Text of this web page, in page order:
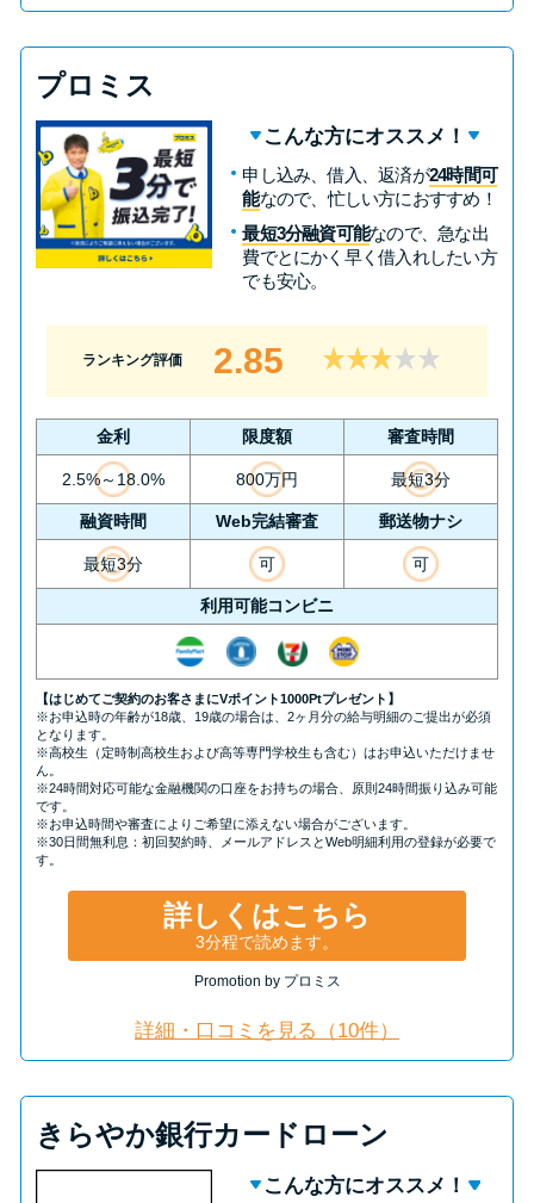
プロミス
こんな方にオススメ！
申し込み、借入、返済が24時間可
能なので、忙しい方におすすめ！
最短3分融資可能なので、急な出
費でとにかく早く借入れしたい方
でも安心。
ランキング評価 2.85
金利 限度額 審査時間
2.5%～18.0% 800万円 最短3分
融資時間 Web完結審査 郵送物ナシ
最短3分 可 可
利用可能コンビニ
【はじめてご契約のお客さまにVポイント1000Ptプレゼント】
※お申込時の年齢が18歳、19歳の場合は、2ヶ月分の給与明細のご提出が必須
となります。
※高校生（定時制高校生および高等専門学校生も含む）はお申込いただけませ
ん。
※24時間対応可能な金融機関の口座をお持ちの場合、原則24時間振り込み可能
です。
※お申込時間や審査によりご希望に添えない場合がございます。
※30日間無利息：初回契約時、メールアドレスとWeb明細利用の登録が必要で
す。
詳しくはこちら
3分程で読めます。
Promotion by プロミス
詳細・口コミを見る（10件）
きらやか銀行カードローン
こんな方にオススメ！